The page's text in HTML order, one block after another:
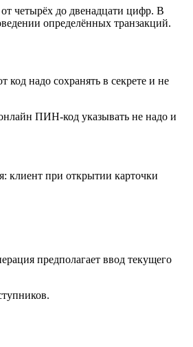
четырёх до двенадцати цифр. В
определённых транзакций.
надо сохранять в секрете и не
ПИН-код указывать не надо и
клиент при открытии карточки
предполагает ввод текущего